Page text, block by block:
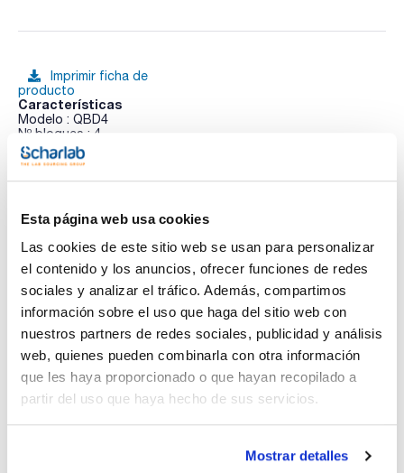
Esta página web usa cookies
Las cookies de este sitio web se usan para personalizar
el contenido y los anuncios, ofrecer funciones de redes
sociales y analizar el tráfico. Además, compartimos
información sobre el uso que haga del sitio web con
nuestros partners de redes sociales, publicidad y análisis
web, quienes pueden combinarla con otra información
que les haya proporcionado o que hayan recopilado a
partir del uso que haya hecho de sus servicios.
Mostrar detalles
Imprimir ficha de
producto
Características
Modelo : QBD4
Nº bloques : 4
Rango temperatura (ºC) : Ambiente +5 a 130
Estabilidad temperatura a 37 ºC (ºC) : ± 0,1
Pack (u.) : 1
Los bloques térmicos con control digital de temperatura
para una mejor precisión y uniformidad. Son ideales para es
ideal para aplicaciones generales de calentamiento de
muestras, investigación o química. Calentamiento de
muestras preciso, reproducible, rápido y seguro. El control
de temperatura avanzado combinado con bloques de
ingeniería de precisión de alta calidad proporcionan un
contacto térmico superior.
Amplia gama de bloques intercambiables para cualquier tipo
de tubo o placa.
Desconexión por sobretemperatura.
Múltiples de funciones que incluyen alarmas, calibración de
una muestra conocida y elección de sondas externas o
internas. Temporizador con alarma de 1 a 999 minutos.
Ver más
Documentación técnica
TDS / Ficha técnica
descargas
COA
Regístrate para
descargas
SDS/ Hoja de seguridad
Regístrate para
descargas
Los productos marcados con esta imagen son
productos marca Scharlau habitualmente en stock,